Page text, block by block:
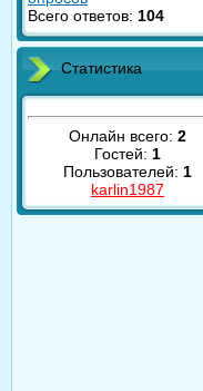
Всего ответов: 104
Статистика
Онлайн всего: 2
Гостей: 1
Пользователей: 1
karlin1987